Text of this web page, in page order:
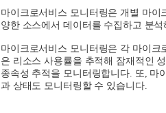
마이크로서비스 모니터링은 개별 마
양한 소스에서 데이터를 수집하고 분
마이크로서비스 모니터링은 각 마이크
은 리소스 사용률을 추적해 잠재적인
종속성 추적을 모니터링합니다. 또 마
과 상태도 모니터링할 수 있습니다.